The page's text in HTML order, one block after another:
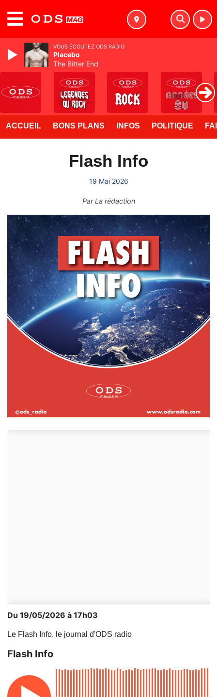
ACCUEIL BONS PLANS INFOS POLITIQUE
Flash Info
19 Mai 2026
ParLa rédaction
Du 19/05/2026 à 17h03
Le Flash Info, le journal d'ODS radio
Flash Info
VOUS ÉCOUTEZ ODS RADIO
Placebo
The Bitter End